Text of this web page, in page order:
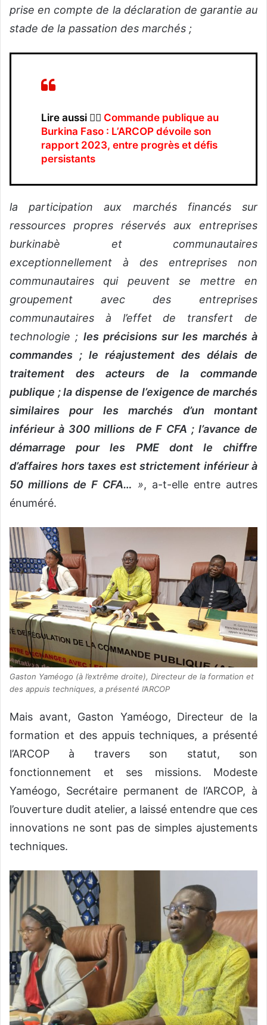
prise en compte de la déclaration de garantie au
stade de la passation des marchés ;
Lire aussi 👉🏿 Commande publique au
Burkina Faso : L’ARCOP dévoile son
rapport 2023, entre progrès et défis
persistants
la participation aux marchés financés sur
ressources propres réservés aux entreprises
burkinabè et communautaires
exceptionnellement à des entreprises non
communautaires qui peuvent se mettre en
groupement avec des entreprises
communautaires à l’effet de transfert de
technologie ; les précisions sur les marchés à
commandes ; le réajustement des délais de
traitement des acteurs de la commande
publique ; la dispense de l’exigence de marchés
similaires pour les marchés d’un montant
inférieur à 300 millions de F CFA ; l’avance de
démarrage pour les PME dont le chiffre
d’affaires hors taxes est strictement inférieur à
50 millions de F CFA… », a-t-elle entre autres
énuméré.
Gaston Yaméogo (à l’extrême droite), Directeur de la formation et
des appuis techniques, a présenté l’ARCOP
Mais avant, Gaston Yaméogo, Directeur de la
formation et des appuis techniques, a présenté
l’ARCOP à travers son statut, son
fonctionnement et ses missions. Modeste
Yaméogo, Secrétaire permanent de l’ARCOP, à
l’ouverture dudit atelier, a laissé entendre que ces
innovations ne sont pas de simples ajustements
techniques.